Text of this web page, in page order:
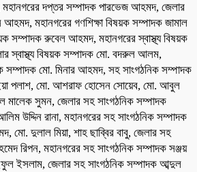
মহানগরের দপ্তর সম্পাদক পারভেজ আহমদ, জেলার
মহানগরের গণশিক্ষা বিষয়ক সম্পাদক জামাল
সম্পাদক রুবেল আহমদ, মহানগরের স্বাস্থ্য বিষয়ক
স্বাস্থ্য বিষয়ক সম্পাদক মো. বদরুল আলম,
সম্পাদক মো. মিনার আহমদ, সহ সাংগঠনিক সম্পাদক
পলাশ, মো. আশরাফ হোসেন সোয়েব, মো. আবুল
মালেক সুমন, জেলার সহ সাংগঠনিক সম্পাদক
উদ্দিন রানা, মহানগরের সহ সাংগঠনিক সম্পাদক
মো. দুলাল মিয়া, শাহ ছাব্বির বাবু, জেলার সহ
রিপন, মহানগরের সহ সাংগঠনিক সম্পাদক সঞ্জয়
ইসলাম, জেলার সহ সাংগঠনিক সম্পাদক আব্দুল